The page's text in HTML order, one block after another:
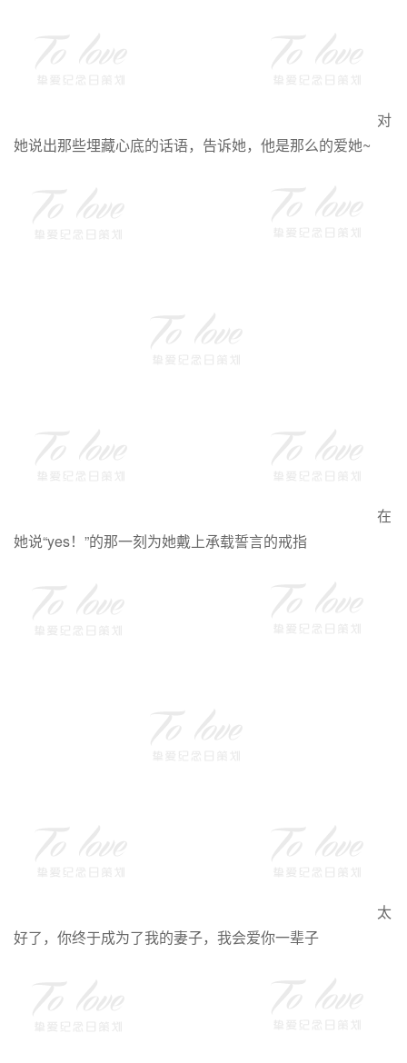
对
她说出那些埋藏心底的话语，告诉她，他是那么的爱她~
在
她说“yes！”的那一刻为她戴上承载誓言的戒指
太
好了，你终于成为了我的妻子，我会爱你一辈子